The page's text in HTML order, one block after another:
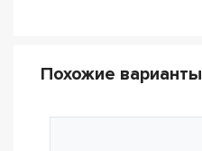
Похожие варианты